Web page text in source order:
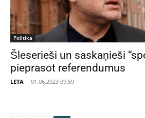
Politika
Šleserieši un saskaņieši
pieprasot referendumus
LETA - 01.06.2023 09:59